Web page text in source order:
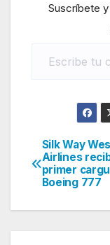
Suscríbete
de
Silk Way
Airlines
primer
Boeing 777